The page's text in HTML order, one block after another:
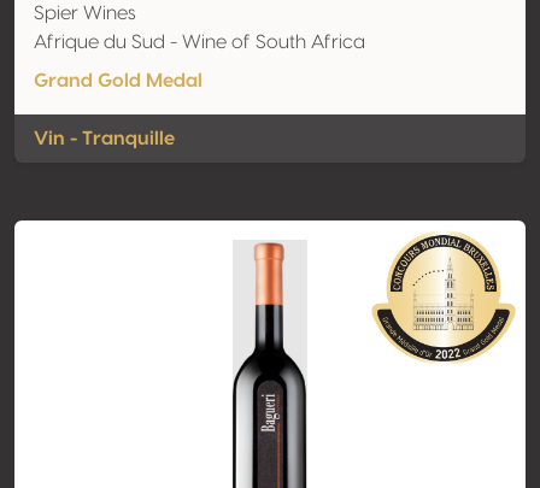
Spier Wines
Afrique du Sud - Wine of South Africa
Grand Gold Medal
Vin - Tranquille